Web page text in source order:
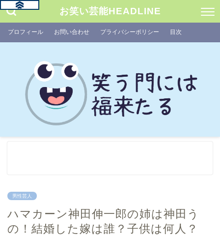
お笑い芸能HEADLINE
プロフィール お問い合わせ プライバシーポリシー 目次
男性芸人
ハマカーン神田伸一郎の姉は神田う
の！結婚した嫁は誰？子供は何人？